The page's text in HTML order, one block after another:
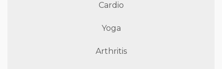
Cardio
Yoga
Arthritis